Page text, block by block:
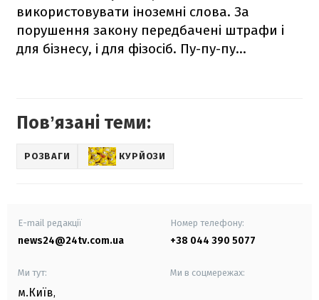
використовувати іноземні слова. За
порушення закону передбачені штрафи і
для бізнесу, і для фізосіб. Пу-пу-пу…
Повʼязані теми:
РОЗВАГИ КУРЙОЗИ
E-mail редакції
news24@24tv.com.ua
Номер телефону:
+38 044 390 5077
Ми тут:
м.Київ,
Ми в соцмережах: